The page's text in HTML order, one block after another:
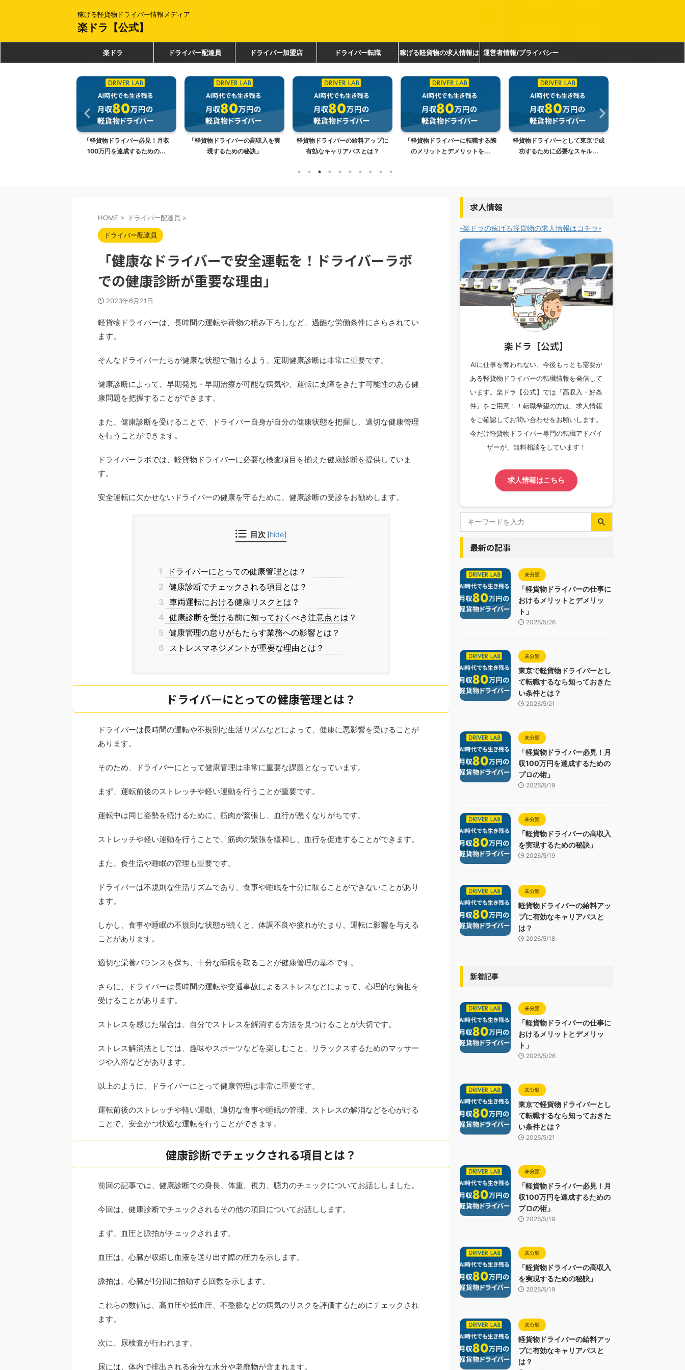
稼げる軽貨物ドライバー情報メディア
楽ドラ【公式】
楽ドラ ドライバー配達員 ドライバー加盟店 ドライバー転職 稼げる軽貨物の求人情報は 運営者情報/プライバシー
「軽貨物ドライバー必見！月収
100万円を達成するための...
「軽貨物ドライバーの高収入を実
現するための秘訣」
軽貨物ドライバーの給料アップに
有効なキャリアパスとは？
「軽貨物ドライバーに転職する際
のメリットとデメリットを...
軽貨物ドライバーとして東京で成
功するために必要なスキル...
HOME > ドライバー配達員 >
ドライバー配達員
「健康なドライバーで安全運転を！ドライバーラボ
での健康診断が重要な理由」
2023年6月21日
軽貨物ドライバーは、長時間の運転や荷物の積み下ろしなど、過酷な労働条件にさらされてい
ます。
そんなドライバーたちが健康な状態で働けるよう、定期健康診断は非常に重要です。
健康診断によって、早期発見・早期治療が可能な病気や、運転に支障をきたす可能性のある健
康問題を把握することができます。
また、健康診断を受けることで、ドライバー自身が自分の健康状態を把握し、適切な健康管理
を行うことができます。
ドライバーラボでは、軽貨物ドライバーに必要な検査項目を揃えた健康診断を提供していま
す。
安全運転に欠かせないドライバーの健康を守るために、健康診断の受診をお勧めします。
目次 [hide]
1
ドライバーにとっての健康管理とは？
2 健康診断でチェックされる項目とは？
3 車両運転における健康リスクとは？
4 健康診断を受ける前に知っておくべき注意点とは？
5 健康管理の怠りがもたらす業務への影響とは？
6
ストレスマネジメントが重要な理由とは？
ドライバーにとっての健康管理とは？
ドライバーは長時間の運転や不規則な生活リズムなどによって、健康に悪影響を受けることが
あります。
そのため、ドライバーにとって健康管理は非常に重要な課題となっています。
まず、運転前後のストレッチや軽い運動を行うことが重要です。
運転中は同じ姿勢を続けるために、筋肉が緊張し、血行が悪くなりがちです。
ストレッチや軽い運動を行うことで、筋肉の緊張を緩和し、血行を促進することができます。
また、食生活や睡眠の管理も重要です。
ドライバーは不規則な生活リズムであり、食事や睡眠を十分に取ることができないことがあり
ます。
しかし、食事や睡眠の不規則な状態が続くと、体調不良や疲れがたまり、運転に影響を与える
ことがあります。
適切な栄養バランスを保ち、十分な睡眠を取ることが健康管理の基本です。
さらに、ドライバーは長時間の運転や交通事故によるストレスなどによって、心理的な負担を
受けることがあります。
ストレスを感じた場合は、自分でストレスを解消する方法を見つけることが大切です。
ストレス解消法としては、趣味やスポーツなどを楽しむこと、リラックスするためのマッサー
ジや入浴などがあります。
以上のように、ドライバーにとって健康管理は非常に重要です。
運転前後のストレッチや軽い運動、適切な食事や睡眠の管理、ストレスの解消などを心がける
ことで、安全かつ快適な運転を行うことができます。
健康診断でチェックされる項目とは？
前回の記事では、健康診断での身長、体重、視力、聴力のチェックについてお話ししました。
今回は、健康診断でチェックされるその他の項目についてお話しします。
まず、血圧と脈拍がチェックされます。
血圧は、心臓が収縮し血液を送り出す際の圧力を示します。
脈拍は、心臓が1分間に拍動する回数を示します。
これらの数値は、高血圧や低血圧、不整脈などの病気のリスクを評価するためにチェックされ
ます。
次に、尿検査が行われます。
尿には、体内で排出される余分な水分や老廃物が含まれます。
求人情報
-楽ドラの稼げる軽貨物の求人情報はコチラ-
楽ドラ【公式】
AIに仕事を奪われない、今後もっとも需要が
ある軽貨物ドライバーの転職情報を発信して
います。楽ドラ【公式】では『高収入・好条
件』をご用意！！転職希望の方は、求人情報
をご確認してお問い合わせをお願いします。
今だけ軽貨物ドライバー専門の転職アドバイ
ザーが、無料相談をしています！
求人情報はこちら
最新の記事
未分類
「軽貨物ドライバーの仕事に
おけるメリットとデメリッ
ト」
2026/5/26
未分類
東京で軽貨物ドライバーとし
て転職するなら知っておきた
い条件とは？
2026/5/21
未分類
「軽貨物ドライバー必見！月
収100万円を達成するための
プロの術」
2026/5/19
未分類
「軽貨物ドライバーの高収入
を実現するための秘訣」
2026/5/19
未分類
軽貨物ドライバーの給料アッ
プに有効なキャリアパスと
は？
2026/5/18
新着記事
未分類
「軽貨物ドライバーの仕事に
おけるメリットとデメリッ
ト」
2026/5/26
未分類
東京で軽貨物ドライバーとし
て転職するなら知っておきた
い条件とは？
2026/5/21
未分類
「軽貨物ドライバー必見！月
収100万円を達成するための
プロの術」
2026/5/19
未分類
「軽貨物ドライバーの高収入
を実現するための秘訣」
2026/5/19
未分類
軽貨物ドライバーの給料アッ
プに有効なキャリアパスと
は？